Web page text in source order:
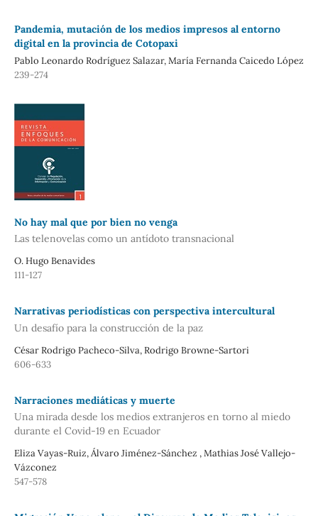
Pandemia, mutación de los medios impresos al entorno
digital en la provincia de Cotopaxi
Pablo Leonardo Rodríguez Salazar, María Fernanda Caicedo López
239-274
No hay mal que por bien no venga
Las telenovelas como un antídoto transnacional
O. Hugo Benavides
111-127
Narrativas periodísticas con perspectiva intercultural
Un desafío para la construcción de la paz
César Rodrigo Pacheco-Silva, Rodrigo Browne-Sartori
606-633
Narraciones mediáticas y muerte
Una mirada desde los medios extranjeros en torno al miedo
durante el Covid-19 en Ecuador
Eliza Vayas-Ruiz, Álvaro Jiménez-Sánchez , Mathias José Vallejo-
Vázconez
547-578